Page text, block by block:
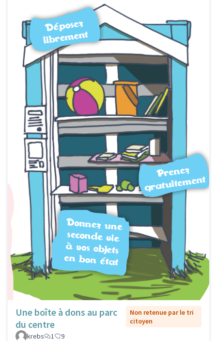
Une boîte à dons au parc
du centre
Non retenue par le tri
citoyen
krebs
1 9